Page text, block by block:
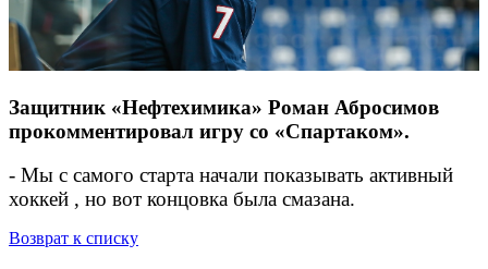
Защитник «Нефтехимика» Роман Абросимов
прокомментировал игру со «Спартаком».
- Мы с самого старта начали показывать активный
хоккей , но вот концовка была смазана.
Возврат к списку